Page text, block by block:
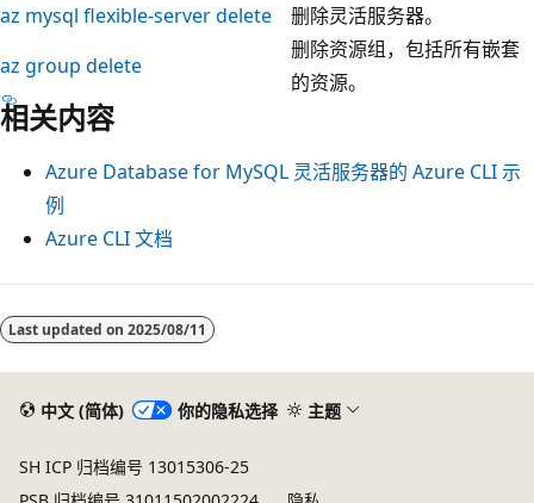
az mysql flexible-server delete
删除灵活服务器。
az group delete
删除资源组，包括所有嵌套
的资源。
相关内容
Azure Database for MySQL 灵活服务器的 Azure CLI 示
例
Azure CLI 文档
Last updated on 2025/08/11
中文 (简体) 你的隐私选择 主题
SH ICP 归档编号 13015306-25